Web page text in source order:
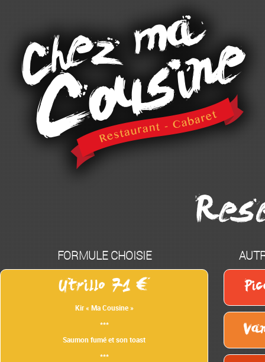
FORMULE CHOISIE
Utrillo 71
Kir « Ma Cousine »
***
Saumon fumé et son toast
***